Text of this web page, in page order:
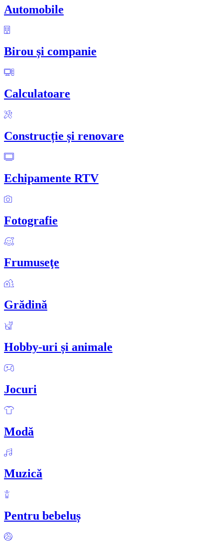
Automobile
Birou și companie
Calculatoare
Construcție și renovare
Echipamente RTV
Fotografie
Frumuseţe
Grădină
Hobby-uri și animale
Jocuri
Modă
Muzică
Pentru bebeluș